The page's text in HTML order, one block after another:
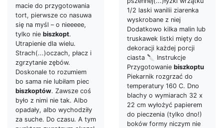
1/2 laski wanilii ziarenka
wyskrobane z niej
Dodatkowo kilka malin lub
truskawek listki mięty do
dekoracji każdej porcji
ciasta 🔪 Instrukcje
Przygotowanie biszkoptu
Piekarnik rozgrzać do
temperatury 160 C. Dno
blachy o wymiarach 32 x
22 cm wyłożyć papierem
do pieczenia (tylko dno!)
boków formy niczym nie
macie do przygotowania
tort, pierwsze co nasuwa
się na myśl – o nieeeee,
tylko nie biszkopt.
Utrapienie dla wielu.
Strach(...)oczach, płacz i
zgrzytanie zębów.
Doskonale to rozumiem
bo sama nie lubiłam piec
biszkoptów. Zawsze coś
było z nimi nie tak. Albo
opadały, albo wychodziły
za suche. Do czasu. A tym